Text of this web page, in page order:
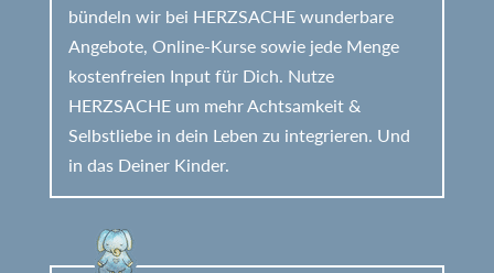
bündeln wir bei HERZSACHE wunderbare
Angebote, Online-Kurse sowie jede Menge
kostenfreien Input für Dich. Nutze
HERZSACHE um mehr Achtsamkeit &
Selbstliebe in dein Leben zu integrieren. Und
in das Deiner Kinder.